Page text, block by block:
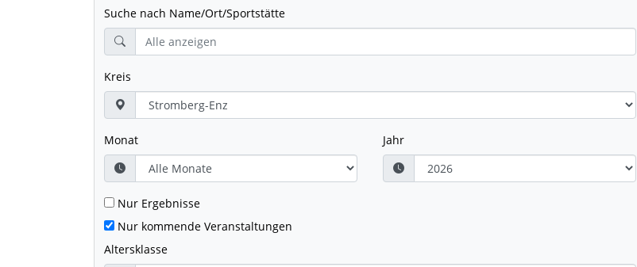
Suche nach Name/Ort/Sportstätte
Kreis
Monat Jahr
Nur Ergebnisse
Nur kommende Veranstaltungen
Altersklasse